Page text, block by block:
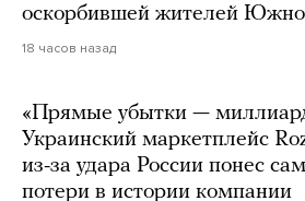
оскорбившей жителей
18 часов назад
«Прямые убытки —
Украинский маркетплейс
из-за удара России понес
потери в истории компании